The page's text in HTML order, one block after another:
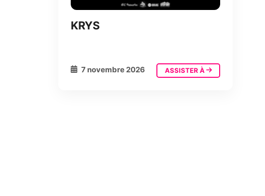
KRYS
7 novembre 2026 ASSISTER À